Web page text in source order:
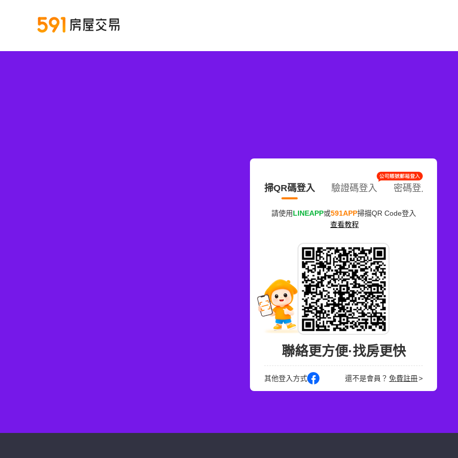
掃QR碼登入 驗證碼登入 密碼登入
請使用LINEAPP或591APP掃描QR Code登入
查看教程
聯絡更方便·找房更快
其他登入方式 還不是會員？ 免費註冊>